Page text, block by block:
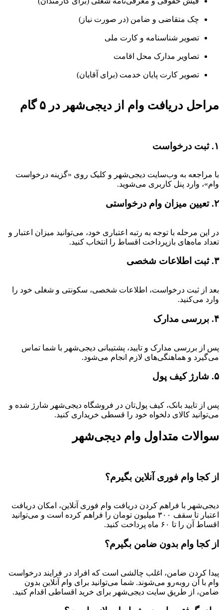
چک متقاضی و ضامن (در صورت نیاز)
تصویر شناسنامه و کارت ملی
تصاویر مدارک محل اقامت
تصویر کارت پایان خدمت (برای آقایان)
مراحل دریافت وام از دیجی‌شهر در ۵ گام
۱. ثبت درخواست
با مراجعه به وب‌سایت دیجی‌شهر و کلیک روی «گزینه درخواست
وام»، وارد پنل کاربری می‌شوید.
۲. تعیین میزان وام درخواستی
در این مرحله با توجه به رتبه اعتباری خود، می‌توانید میزان اعتبار و
تعداد ماه‌های بازپرداخت اقساط را انتخاب کنید.
۳. ثبت اطلاعات شخصی
بعد از ثبت درخواست، اطلاعات شخصی، سکونتی و شغلی خود را
وارد می‌کنید.
۴. بررسی مدارک
پس از بررسی مدارک و تایید، پشتیبانی دیجی‌شهر با شما تماس
می‌گیرد و هماهنگی‌های لازم انجام می‌شود.
۵. شارژ کیف پول
پس از تایید بانک، کیف پول‌تان در فروشگاه دیجی‌شهر شارژ شده و
می‌توانید کالای دلخواه خود را قسطی خریداری کنید.
سوالات متداول وام دیجی‌شهر
از کجا وام فوری آنلاین بگیرم؟
دیجی‌شهر با فراهم کردن دریافت وام فوری آنلاین، امکان دریافت
اعتبار تا سقف ۳۰۰ میلیون تومان را فراهم کرده است و می‌توانید
اقساط آن را تا ۶۰ ماه پرداخت کنید.
از کجا وام بدون ضامن بگیرم؟
پیدا کردن ضامن، اغلب چالشی است که افراد در فرایند درخواست
وام با آن روبه‌رو می‌شوند. شما می‌توانید برای وام آنلاین بدون
ضامن، از طریق سایت دیجی‌شهر برای خرید اقساطی اقدام کنید.